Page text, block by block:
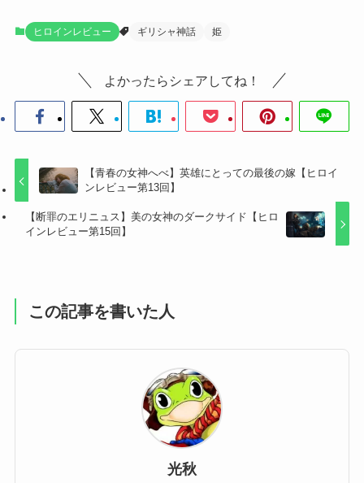
ヒロインレビュー ギリシャ神話 姫
よかったらシェアしてね！
【青春の女神へべ】英雄にとっての最後の嫁【ヒロイ
ンレビュー第13回】
【断罪のエリニュス】美の女神のダークサイド【ヒロ
インレビュー第15回】
この記事を書いた人
光秋